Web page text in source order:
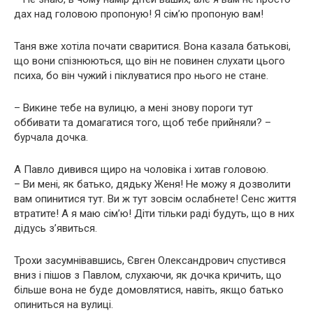
дах над головою пропоную! Я сім’ю пропоную вам!
Таня вже хотіла почати сваритися. Вона казала батькові,
що вони спізнюються, що він не повинен слухати цього
психа, бо він чужий і піклуватися про нього не стане.
– Викине тебе на вулицю, а мені знову пороги тут
оббивати та домагатися того, щоб тебе прийняли? –
бурчала дочка.
А Павло дивився щиро на чоловіка і хитав головою.
– Ви мені, як батько, дядьку Женя! Не можу я дозволити
вам опинитися тут. Ви ж тут зовсім ослабнете! Сенс життя
втратите! А я маю сім’ю! Діти тільки раді будуть, що в них
дідусь з’явиться.
Трохи засумнівавшись, Євген Олександрович спустився
вниз і пішов з Павлом, слухаючи, як дочка кричить, що
більше вона не буде домовлятися, навіть, якщо батько
опиниться на вулиці.